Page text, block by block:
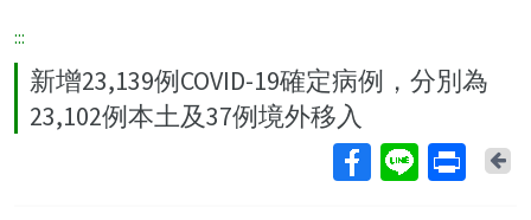
:::
新增23,139例COVID-19確定病例，分別為
23,102例本土及37例境外移入